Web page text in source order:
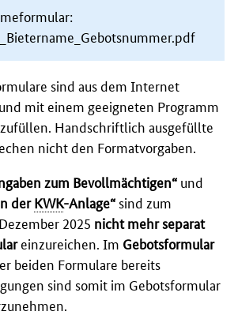
sind aus dem Internet
mit einem geeigneten Programm
Handschriftlich ausgefüllte
nicht den Formatvorgaben.
zum Bevollmächtigen“ und
derKWK-Anlage“ sind zum
2025 nicht mehr separat
einzureichen. Im Gebotsformular
beiden Formulare bereits
sind somit im Gebotsformular